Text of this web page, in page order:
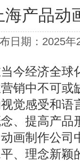
海产品
日期：2025
今经济全球
销中不可或
觉感受和语
、提高产品
画制作公司
、理念新颖